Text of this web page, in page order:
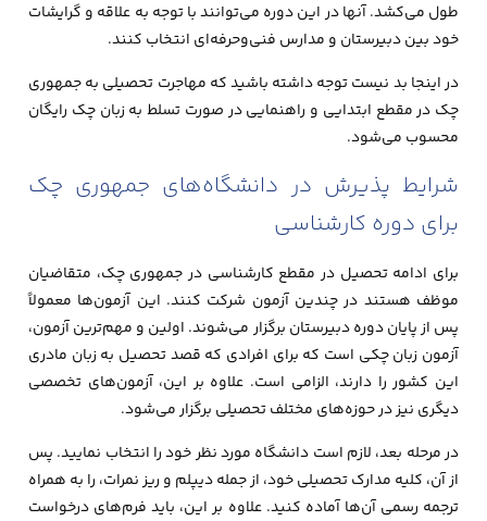
طول می‌کشد. آنها در این دوره می‌توانند با توجه به علاقه و گرایشات
خود بین دبیرستان‌ و مدارس فنی‌وحرفه‌ای انتخاب کنند.
در اینجا بد نیست توجه داشته باشید که مهاجرت تحصیلی به جمهوری
چک در مقطع ابتدایی و راهنمایی در صورت تسلط به زبان چک رایگان
محسوب می‌شود.
شرایط پذیرش در دانشگاه‌های جمهوری چک
برای دوره کارشناسی
برای ادامه تحصیل در مقطع کارشناسی در جمهوری چک، متقاضیان
موظف هستند در چندین آزمون شرکت کنند. این آزمون‌ها معمولاً
پس از پایان دوره دبیرستان برگزار می‌شوند. اولین و مهم‌ترین آزمون،
آزمون زبان چکی است که برای افرادی که قصد تحصیل به زبان مادری
این کشور را دارند، الزامی است. علاوه بر این، آزمون‌های تخصصی
دیگری نیز در حوزه‌های مختلف تحصیلی برگزار می‌شود.
در مرحله بعد، لازم است دانشگاه مورد نظر خود را انتخاب نمایید. پس
از آن، کلیه مدارک تحصیلی خود، از جمله دیپلم و ریز نمرات، را به همراه
ترجمه رسمی آن‌ها آماده کنید. علاوه بر این، باید فرم‌های درخواست